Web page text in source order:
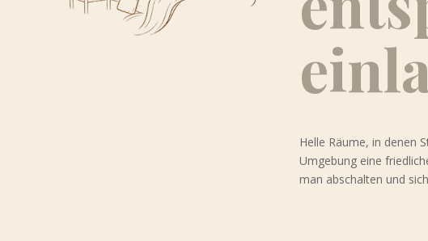
Helle Räume, in denen
Umgebung eine
man abschalten und